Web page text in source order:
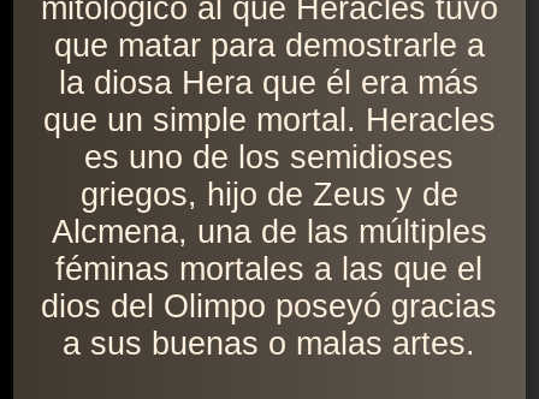
mitológico al que Heracles tuvo
que matar para demostrarle a
la diosa Hera que él era más
que un simple mortal. Heracles
es uno de los semidioses
griegos, hijo de Zeus y de
Alcmena, una de las múltiples
féminas mortales a las que el
dios del Olimpo poseyó gracias
a sus buenas o malas artes.